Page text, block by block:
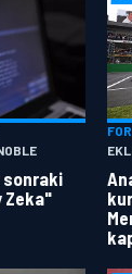
sonraki
Zeka"